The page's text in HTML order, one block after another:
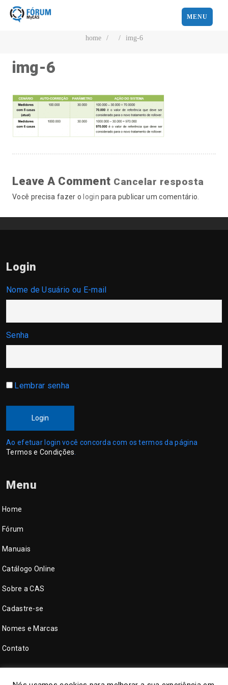
MENU
home / / img-6
img-6
Leave A Comment Cancelar resposta
Você precisa fazer o login para publicar um comentário.
Login
Nome de Usuário ou E-mail
Senha
Lembrar senha
Login
Ao efetuar login você concorda com os termos da página
Termos e Condições
Menu
Home
Fórum
Manuais
Catálogo Online
Sobre a CAS
Cadastre-se
Nomes e Marcas
Contato